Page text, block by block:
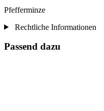
Pfefferminze
Rechtliche Informationen
Passend dazu